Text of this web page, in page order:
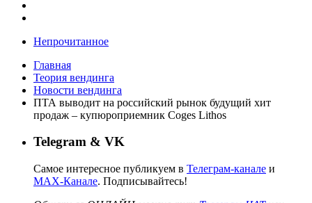
Непрочитанное
Главная
Теория вендинга
Новости вендинга
ПТА выводит на российский рынок будущий хит
продаж – купюроприемник Coges Lithos
Telegram & VK
Самое интересное публикуем в Телеграм-канале и
MAX-Канале. Подписывайтесь!